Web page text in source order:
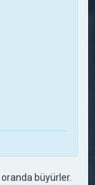
büyürler.